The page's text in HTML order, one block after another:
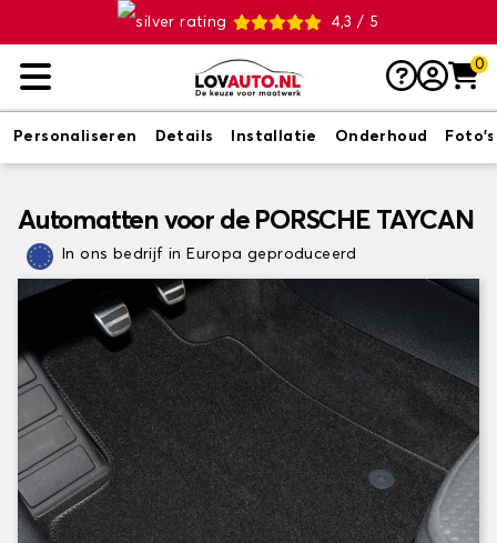
4,3 / 5
0
Personaliseren Details Installatie Onderhoud Foto's
Automatten voor de PORSCHE TAYCAN
In ons bedrijf in Europa geproduceerd